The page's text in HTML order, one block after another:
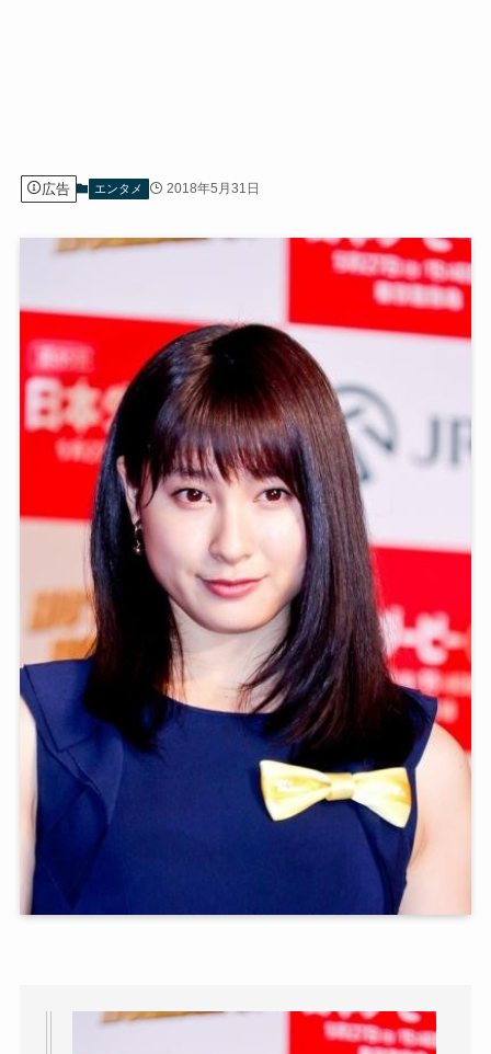
広告 エンタメ 2018年5月31日